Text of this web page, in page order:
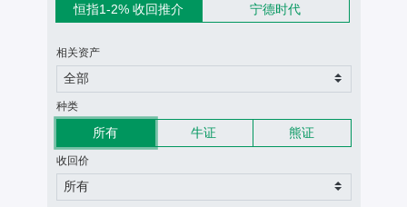
恒指1-2% 收回推介
宁德时代
相关资产
全部
种类
所有 牛证 熊证
收回价
所有